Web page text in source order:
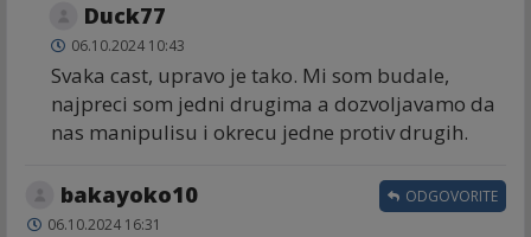
Duck77
06.10.2024 10:43
Svaka cast, upravo je tako. Mi som budale,
najpreci som jedni drugima a dozvoljavamo da
nas manipulisu i okrecu jedne protiv drugih.
bakayoko10
06.10.2024 16:31
ODGOVORITE